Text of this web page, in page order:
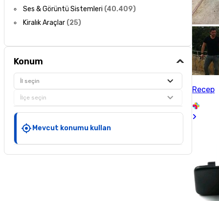
Ses & Görüntü Sistemleri (40.409)
Kiralık Araçlar (25)
Konum
İl seçin
İlçe seçin
Mevcut konumu kullan
Recep